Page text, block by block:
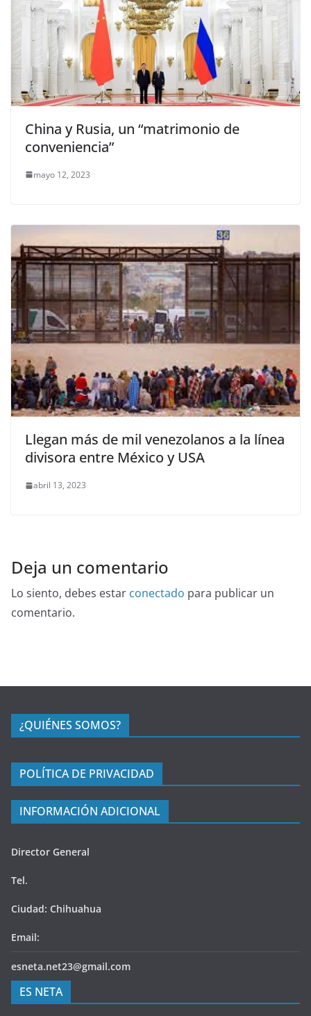
China y Rusia, un “matrimonio de
conveniencia”
mayo 12, 2023
Llegan más de mil venezolanos a la línea
divisora entre México y USA
abril 13, 2023
Deja un comentario
Lo siento, debes estar conectado para publicar un
comentario.
¿QUIÉNES SOMOS?
POLÍTICA DE PRIVACIDAD
INFORMACIÓN ADICIONAL
Director General
Tel.
Ciudad: Chihuahua
Email:
esneta.net23@gmail.com
ES NETA